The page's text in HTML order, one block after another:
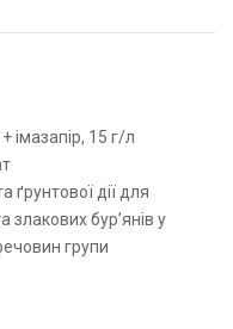
імазапір, 15 г/л
ґрунтової дії для
бур’янів у
групи